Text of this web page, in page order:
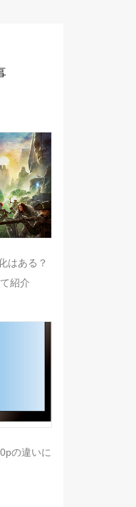
はある？
紹介
の違いに